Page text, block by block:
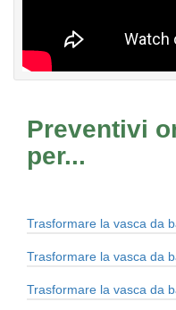
Preventivi
per...
Trasformare la vasca da
Trasformare la vasca da
Trasformare la vasca da